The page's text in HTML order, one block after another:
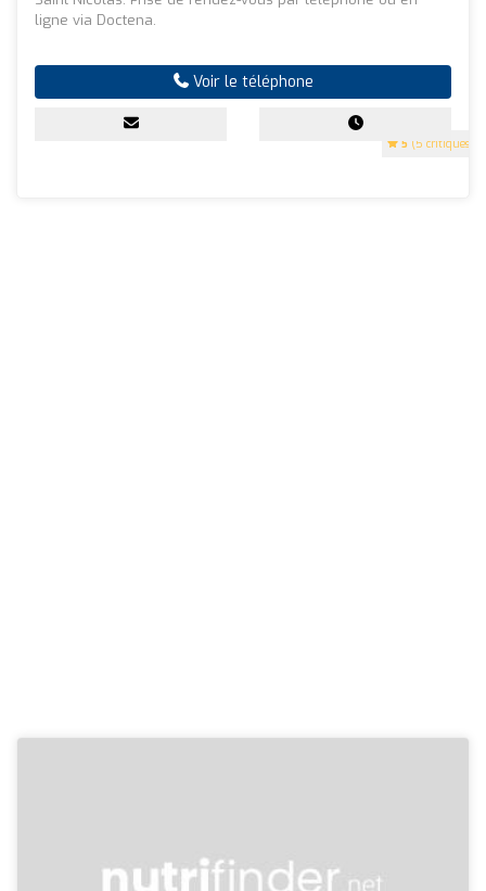
5 (5 critiques)
ligne via Doctena.
Voir le téléphone